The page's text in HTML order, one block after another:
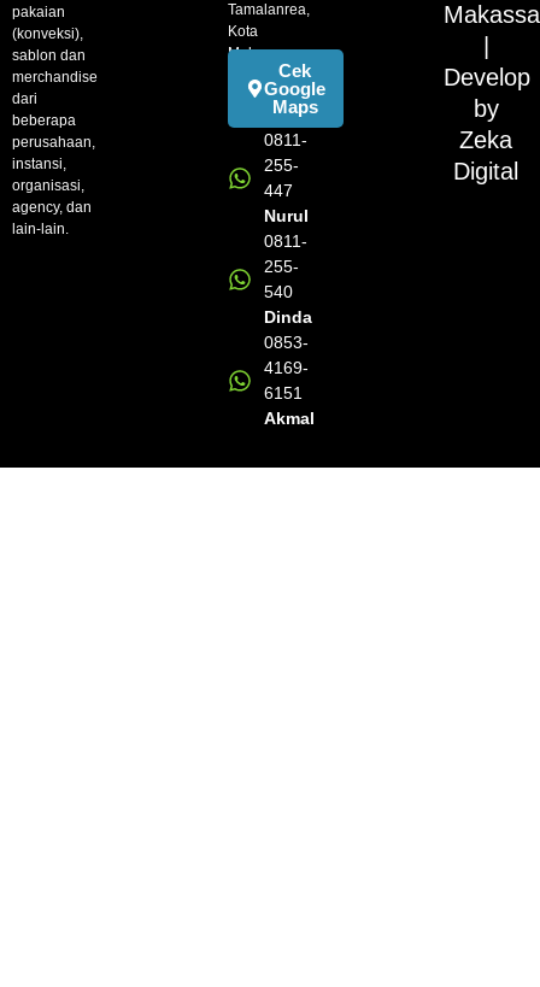
pakaian
(konveksi),
sablon dan
merchandise
dari
beberapa
perusahaan,
instansi,
organisasi,
agency, dan
lain-lain.
Tamalanrea,
Kota
Makassar
Cek
Google
Maps
0811-
255-
447
Nurul
0811-
255-
540
Dinda
0853-
4169-
6151
Akmal
Develop
by
Zeka
Digital